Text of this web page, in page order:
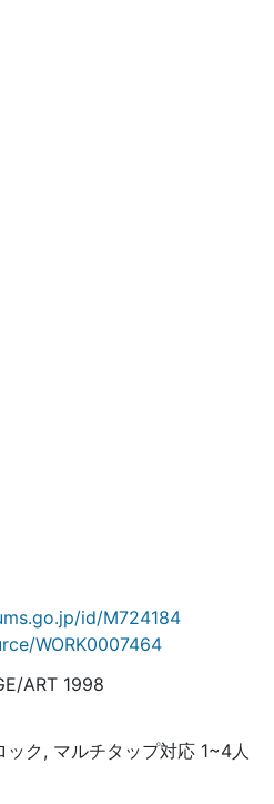
id/M724184
WORK0007464
ART 1998
ク, マルチタップ対応 1~4人